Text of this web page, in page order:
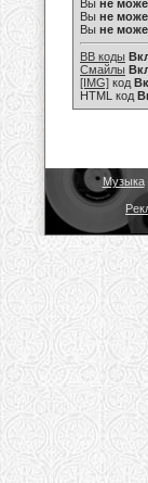
Вы не
Вы не
Вы не
BB коды
Смайлы
[IMG] код
HTML код
Музыка